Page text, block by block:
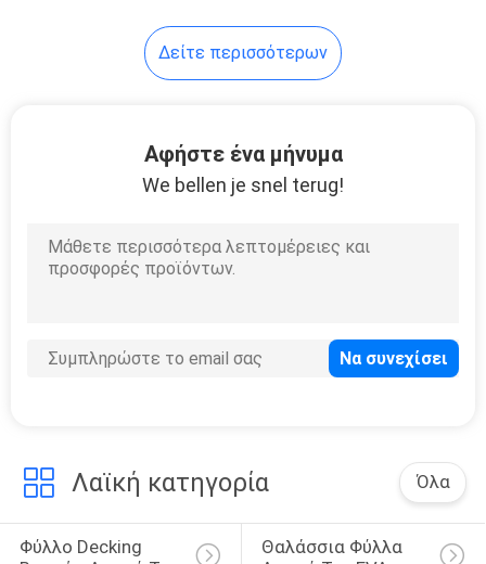
Υλικό αφρού της
Δείτε περισσότερων
Αφήστε ένα μήνυμα
We bellen je snel terug!
Λαϊκή κατηγορία Όλα
Φύλλο Decking
Θαλάσσια Φύλλα